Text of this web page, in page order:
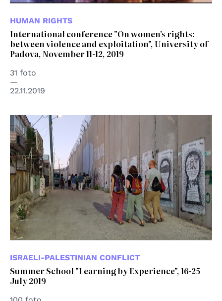
HUMAN RIGHTS
International conference "On women's rights:
between violence and exploitation", University of
Padova, November 11-12, 2019
31 foto
22.11.2019
ISRAELI-PALESTINIAN CONFLICT
Summer School "Learning by Experience", 16-25
July 2019